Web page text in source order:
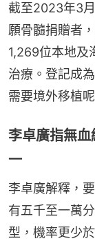
截至2023年3
願骨髓捐贈者
1,269位本地及
治療。登記成
需要境外移植
李卓廣指無
一
李卓廣解釋，
有五千至一萬
型，機率更少